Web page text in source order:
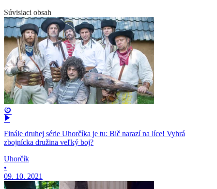
Súvisiaci obsah
Finále druhej série Uhorčíka je tu: Bič narazí na líce! Vyhrá
zbojnícka družina veľký boj?
Uhorčík
•
09. 10. 2021